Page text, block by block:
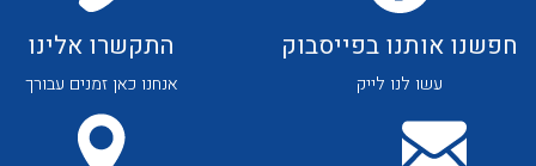
חפשנו אותנו בפייסבוק
עשו לנו לייק
התקשרו אלינו
אנחנו כאן זמנים עבורך